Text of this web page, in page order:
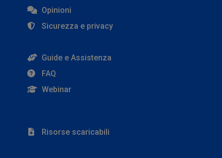
Opinioni
Sicurezza e privacy
Guide e Assistenza
FAQ
Webinar
Risorse scaricabili